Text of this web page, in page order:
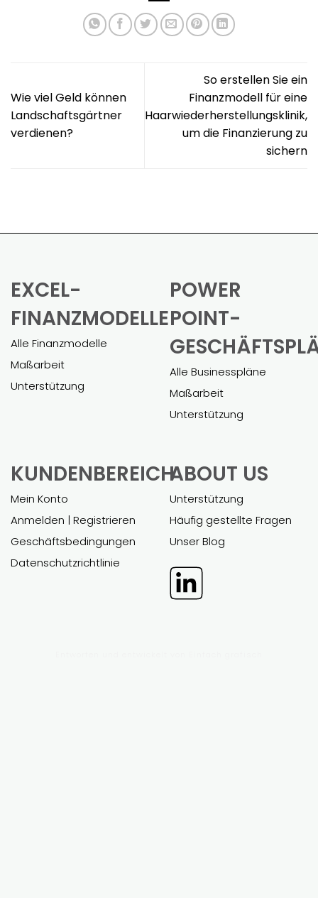
Wie viel Geld können
Landschaftsgärtner
verdienen?
So erstellen Sie ein
Finanzmodell für eine
Haarwiederherstellungsklinik,
um die Finanzierung zu
sichern
EXCEL-
FINANZMODELLE
Alle Finanzmodelle
Maßarbeit
Unterstützung
POWER
POINT-
Alle Businesspläne
Maßarbeit
Unterstützung
KUNDENBEREICH
Mein Konto
Anmelden | Registrieren
Geschäftsbedingungen
Datenschutzrichtlinie
ABOUT US
Unterstützung
Häufig gestellte Fragen
Unser Blog